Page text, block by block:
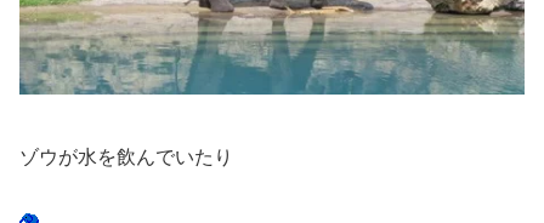
ゾウが水を飲んでいたり